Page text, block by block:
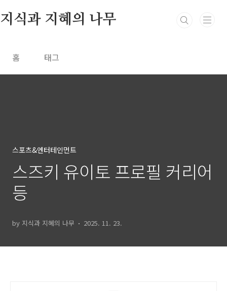
지식과 지혜의 나무
홈 태그
스포츠&엔터테인먼트
스즈키 유이토 프로필 커리어
등
by 지식과 지혜의 나무 2025. 11. 23.